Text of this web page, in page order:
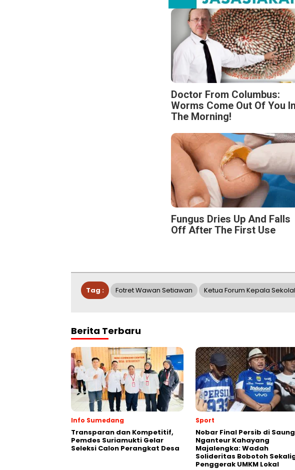
Doctor From Columbus:
Worms Come Out Of You In
The Morning!
Fungus Dries Up And Falls
Off After The First Use
Tag : Fotret Wawan Setiawan Ketua Forum Kepala
Berita Terbaru
Info Sumedang
Transparan dan Kompetitif,
Pemdes Suriamukti Gelar
Seleksi Calon Perangkat Desa
Sport
Nobar Final Persib di Saung
Nganteur Kahayang
Majalengka: Wadah
Solideritas Bobotoh
Penggerak UMKM Lokal